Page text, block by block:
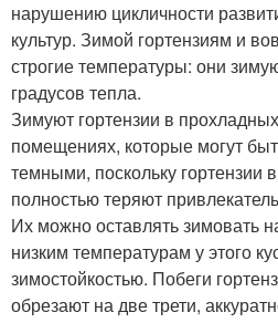
нарушению цикличности
культур. Зимой гортензиям и
строгие температуры: они
градусов тепла.
Зимуют гортензии в
помещениях, которые могут
темными, поскольку гортензии
полностью теряют
Их можно оставлять зимовать
низким температурам у этого
зимостойкостью. Побеги
обрезают на две трети,